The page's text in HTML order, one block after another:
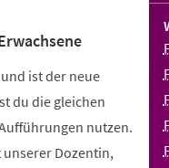
ist der neue
du die gleichen
nutzen.
unserer Dozentin,